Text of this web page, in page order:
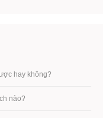
hay không?
nào?